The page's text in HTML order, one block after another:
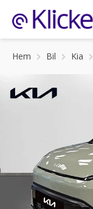
Hem Bil Kia